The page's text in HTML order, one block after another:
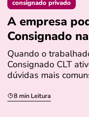
consignado privado
A empresa
Consignado
Quando o
Consignado CLT
dúvidas mais
8 min Leitura